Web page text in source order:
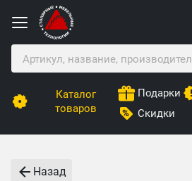
Каталог
товаров
Подарки
Скидки
Назад